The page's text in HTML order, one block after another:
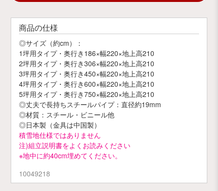
商品の仕様
◎サイズ（約cm）：
1坪用タイプ・奥行き186×幅220×地上高210
2坪用タイプ・奥行き306×幅220×地上高210
3坪用タイプ・奥行き450×幅220×地上高210
4坪用タイプ・奥行き600×幅220×地上高210
5坪用タイプ・奥行き750×幅220×地上高210
◎丈夫で長持ちスチールパイプ：直径約19mm
◎材質：スチール・ビニール他
◎日本製（金具は中国製）
積雪地仕様ではありません
注)組立説明書をよくお読みください
※地中に約40cm埋めてください。
10049218